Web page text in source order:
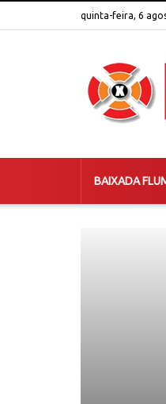
quinta-feira, 6
BAIXADA